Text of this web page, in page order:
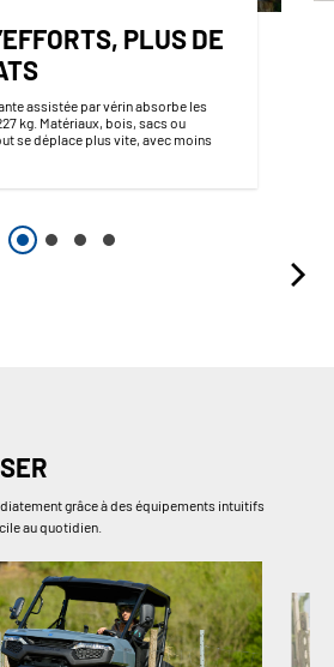
PLUS DE
assistée par vérin absorbe les
kg. Matériaux, bois, sacs ou
se déplace plus vite, avec moins
grâce à des équipements intuitifs
au quotidien.